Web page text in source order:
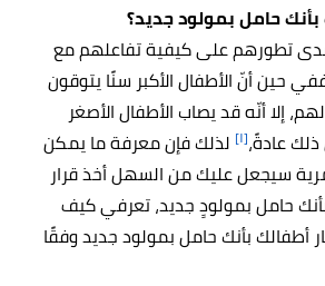
حامل بمولود جديد؟
تطورهم على كيفية تفاعلهم مع
ففي حين أنّ الأطفال الأكبر سنًا يتوقون
إلا أنّه قد يصاب الأطفال الأصغر
ذلك عادةً،[١] لذلك فإن معرفة ما يمكن
سيجعل عليك من السهل أخذ قرار
حامل بمولودٍ جديد،تعرفي كيف
أطفالك بأنك حامل بمولود جديد وفقًا